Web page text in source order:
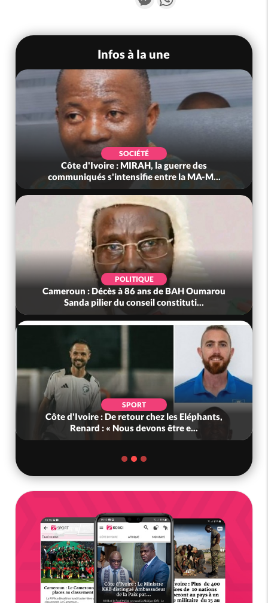
Infos à la une
SOCIÉTÉ
Côte d'Ivoire : MIRAH, la guerre des
communiqués s'intensifie entre la MA-M...
POLITIQUE
Cameroun : Décès à 86 ans de BAH Oumarou
Sanda pilier du conseil constituti...
SPORT
Côte d'Ivoire : De retour chez les Eléphants,
Renard : « Nous devons être e...